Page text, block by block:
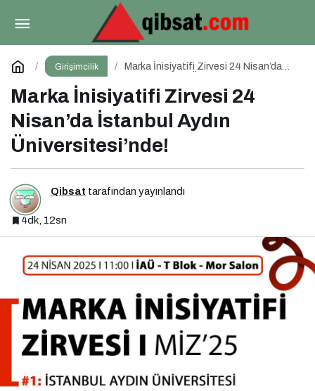
Girişimcilik
Marka İnisiyatifi Zirvesi 24 Nisan’da
Marka İnisiyatifi Zirvesi 24
Nisan’da İstanbul Aydın
Üniversitesi’nde!
Qibsat tarafından yayınlandı
4dk, 12sn
Sosyal Medya Yönetimi 1.0 Etkinliği İçin Geri
Sayım!
Yorum Yap